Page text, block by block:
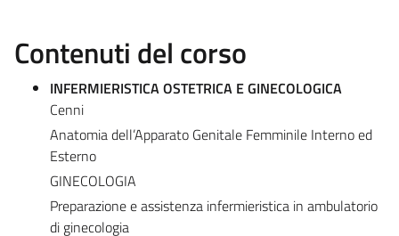
Contenuti del corso
INFERMIERISTICA OSTETRICA E GINECOLOGICA
Cenni
Anatomia dell’Apparato Genitale Femminile Interno ed
Esterno
GINECOLOGIA
Preparazione e assistenza infermieristica in ambulatorio
di ginecologia